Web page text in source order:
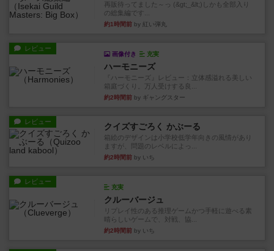
再販待ってました～っ (&gt;_&lt;)しかも全部入り
の総集編です...
約1時間前 by 紅い弾丸
レビュー
画像付き 充実
ハーモニーズ
『ハーモニーズ』レビュー：立体感溢れる美しい
箱庭づくり。万人受けする良...
約2時間前 by ギャングスター
レビュー クイズすごろく かぶーる
箱絵のデザインは小学校低学年向きの風情があり
ますが、問題のレベルによっ...
約2時間前 by いち
レビュー
充実
クルーバージュ
リプレイ性のある推理ゲームかつ手軽に遊べる素
晴らしいゲームで、対戦、協...
約2時間前 by いち